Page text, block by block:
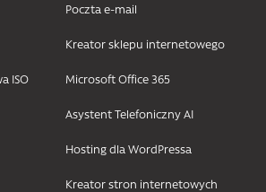
ISO
Poczta e-mail
Kreator sklepu internetowego
Microsoft Office 365
Asystent Telefoniczny AI
Hosting dla WordPressa
Kreator stron internetowych